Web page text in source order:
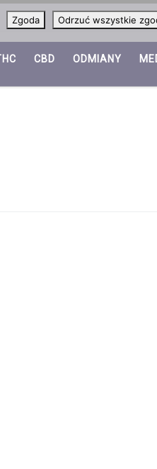
CBD ODMIANY
Zgoda Odrzuć wszystkie